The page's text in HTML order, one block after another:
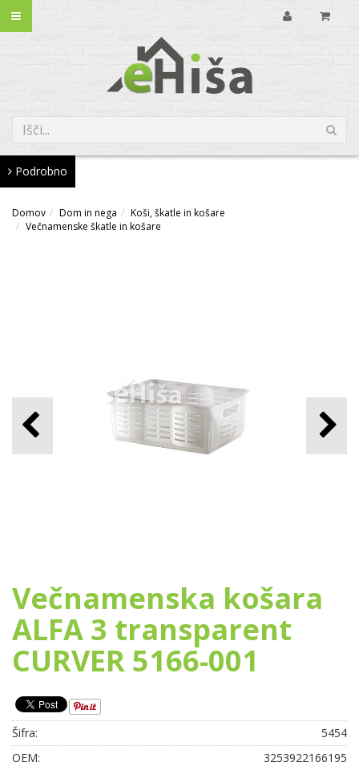
Podrobno
Domov Dom in nega
Koši, škatle in košare
Večnamenske škatle in košare
Večnamenska košara
ALFA 3 transparent
CURVER 5166-001
Šifra:
5454
OEM:
3253922166195